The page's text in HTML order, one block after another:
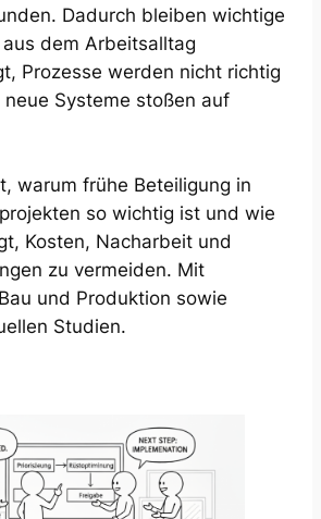
Dadurch bleiben wichtige
dem Arbeitsalltag
Prozesse werden nicht richtig
Systeme stoßen auf
warum frühe Beteiligung in
so wichtig ist und wie
Kosten, Nacharbeit und
zu vermeiden. Mit
und Produktion sowie
Studien.